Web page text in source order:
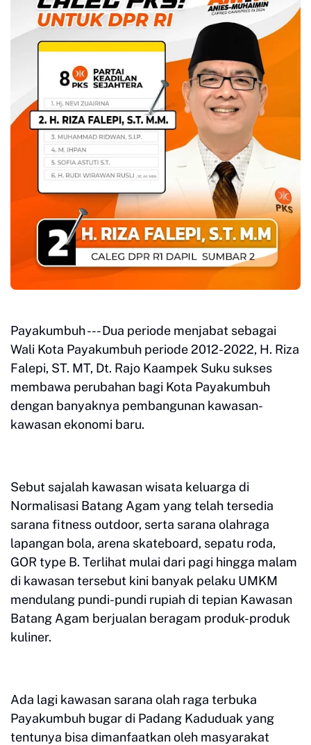
Payakumbuh --- Dua periode menjabat sebagai
Wali Kota Payakumbuh periode 2012-2022, H. Riza
Falepi, ST. MT, Dt. Rajo Kaampek Suku sukses
membawa perubahan bagi Kota Payakumbuh
dengan banyaknya pembangunan kawasan-
kawasan ekonomi baru.
Sebut sajalah kawasan wisata keluarga di
Normalisasi Batang Agam yang telah tersedia
sarana fitness outdoor, serta sarana olahraga
lapangan bola, arena skateboard, sepatu roda,
GOR type B. Terlihat mulai dari pagi hingga malam
di kawasan tersebut kini banyak pelaku UMKM
mendulang pundi-pundi rupiah di tepian Kawasan
Batang Agam berjualan beragam produk-produk
kuliner.
Ada lagi kawasan sarana olah raga terbuka
Payakumbuh bugar di Padang Kaduduak yang
tentunya bisa dimanfaatkan oleh masyarakat